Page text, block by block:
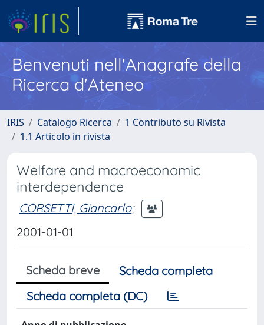
Benvenuti nell'Anagrafe della
Ricerca d'Ateneo
IRIS Catalogo Ricerca
1 Contributo su Rivista
1.1 Articolo in rivista
Welfare and macroeconomic
interdependence
CORSETTI, Giancarlo;
2001-01-01
Scheda breve
Scheda completa
Scheda completa (DC)